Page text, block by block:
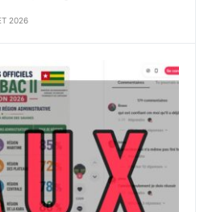
2026